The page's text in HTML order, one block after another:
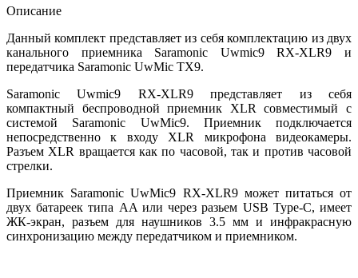
Описание
Данный комплект представляет из себя комплектацию из двух
канального приемника Saramonic Uwmic9 RX-XLR9 и
передатчика Saramonic UwMic TX9.
Saramonic Uwmic9 RX-XLR9 представляет из себя
компактный беспроводной приемник XLR совместимый с
системой Saramonic UwMic9. Приемник подключается
непосредственно к входу XLR микрофона видеокамеры.
Разъем XLR вращается как по часовой, так и против часовой
стрелки.
Приемник Saramonic UwMic9 RX-XLR9 может питаться от
двух батареек типа AA или через разьем USB Type-C, имеет
ЖК-экран, разъем для наушников 3.5 мм и инфракрасную
синхронизацию между передатчиком и приемником.